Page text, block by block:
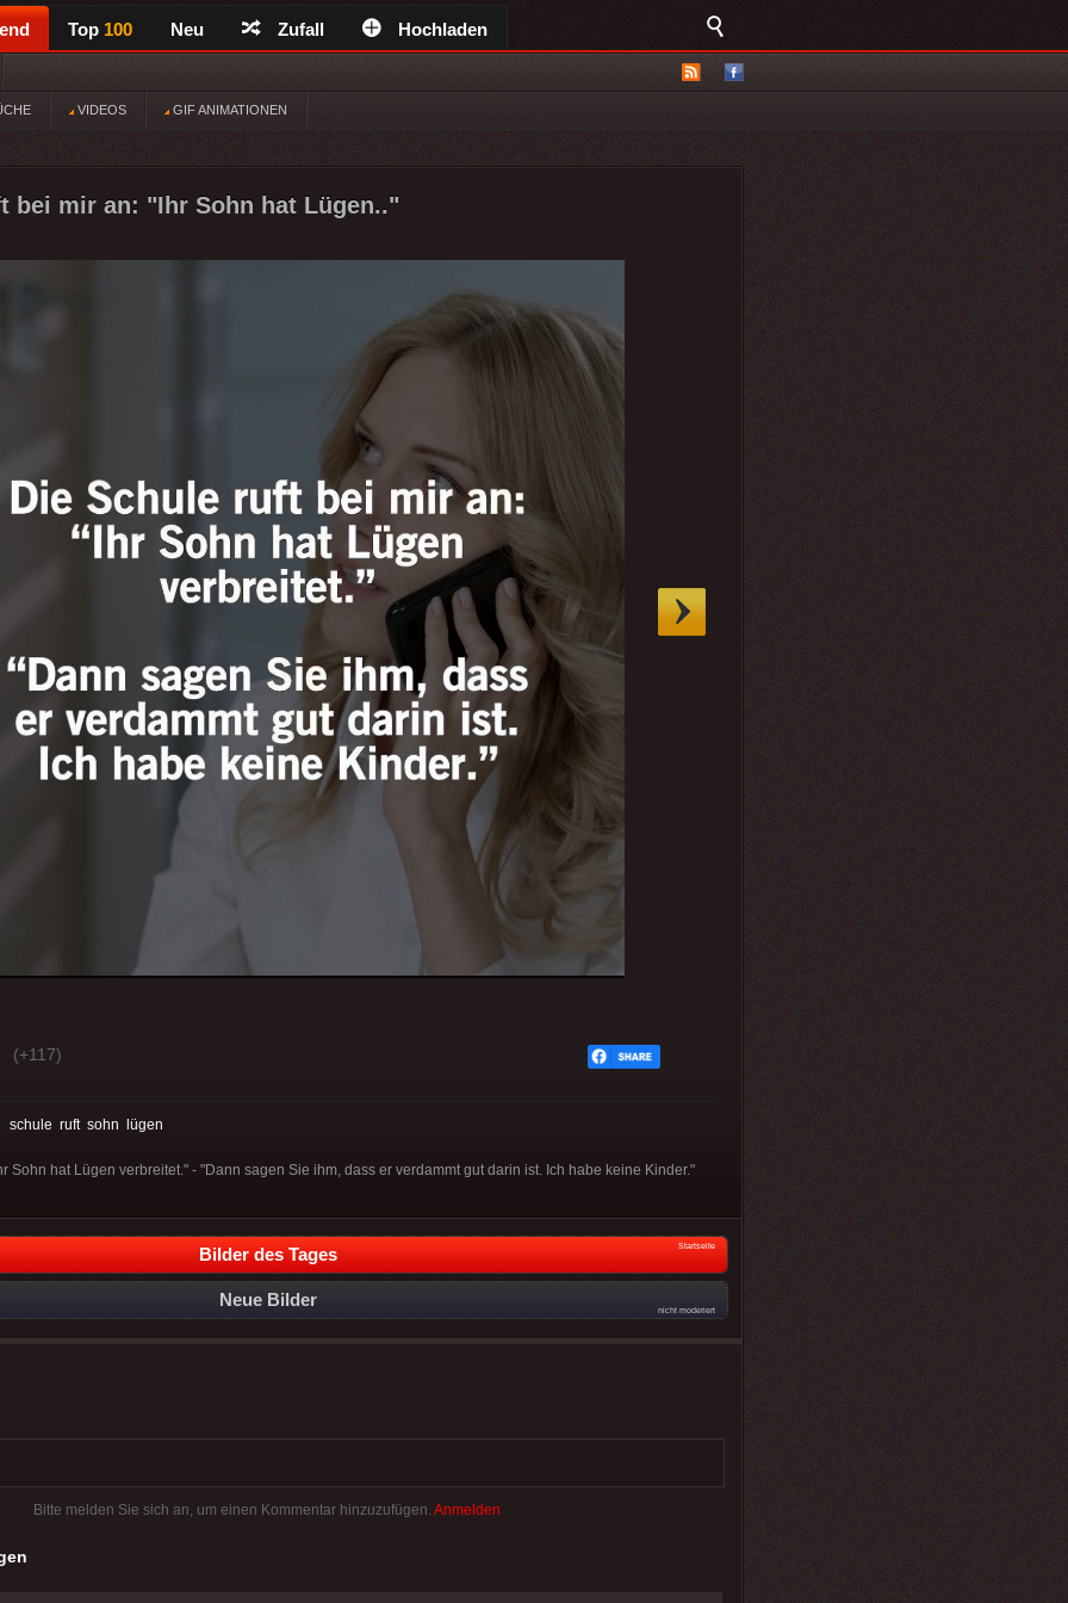
Top 100 Neu Zufall Hochladen
VIDEOS GIF ANIMATIONEN
bei mir an: "Ihr Sohn hat Lügen.."
(+117)
schule ruft sohn lügen
Sohn hat Lügen verbreitet." - "Dann sagen Sie ihm, dass er verdammt gut darin ist. Ich habe keine Kinder."
Bilder des Tages Startseite
Neue Bilder
nicht moderiert
Bitte melden Sie sich an, um einen Kommentar hinzuzufügen. Anmelden